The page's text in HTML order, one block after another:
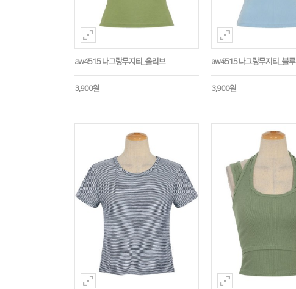
aw4515 나그랑무지티_올리브
3,900원
aw4515 나그랑무지티_블루
3,900원